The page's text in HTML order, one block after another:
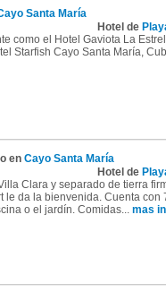
Santa María
Hotel de
como el Hotel Gaviota La
Starfish Cayo Santa María,
en Cayo Santa María
Hotel de
Clara y separado de tierra
le da la bienvenida. Cuenta con
o el jardín. Comidas... mas